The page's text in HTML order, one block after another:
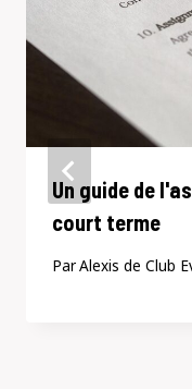
Un guide de
court terme
ParAlexis de Club